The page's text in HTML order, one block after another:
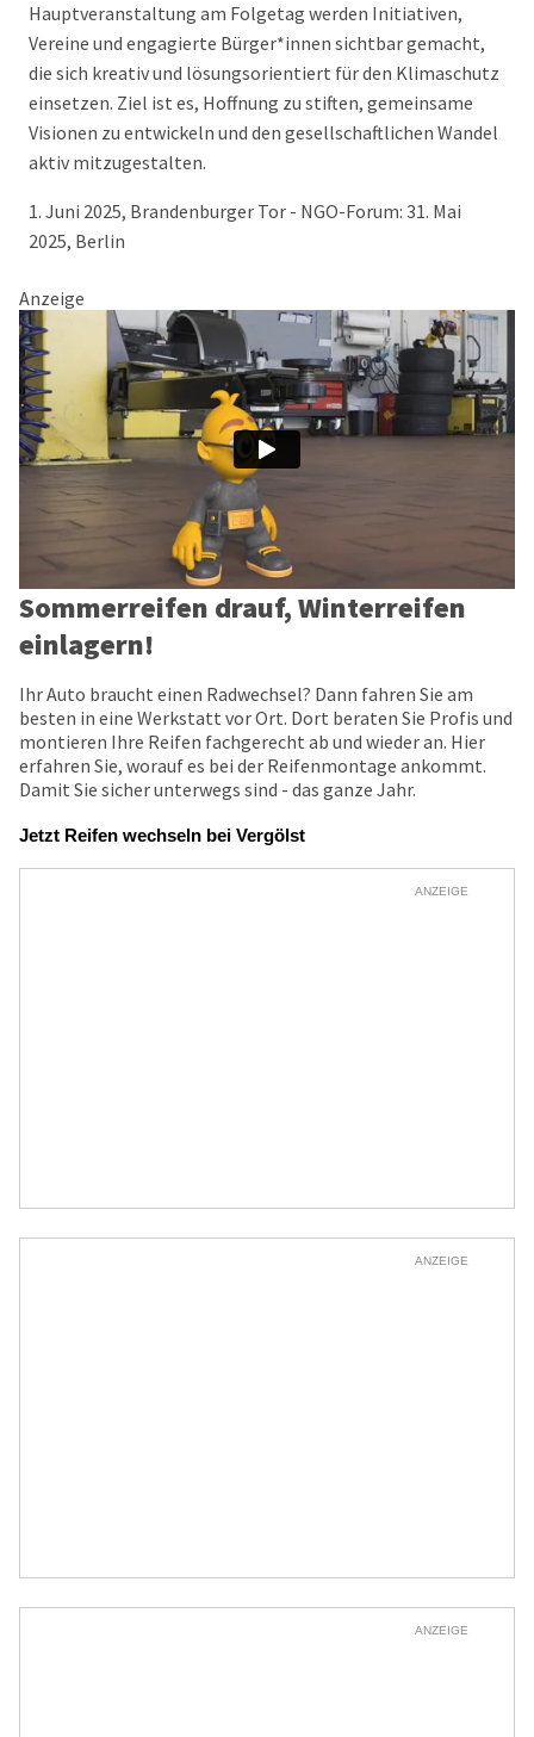
Hauptveranstaltung am Folgetag werden Initiativen,
Vereine und engagierte Bürger*innen sichtbar gemacht,
die sich kreativ und lösungsorientiert für den Klimaschutz
einsetzen. Ziel ist es, Hoffnung zu stiften, gemeinsame
Visionen zu entwickeln und den gesellschaftlichen Wandel
aktiv mitzugestalten.
1. Juni 2025, Brandenburger Tor - NGO-Forum: 31. Mai
2025, Berlin
Anzeige
Sommerreifen drauf, Winterreifen
einlagern!
Ihr Auto braucht einen Radwechsel? Dann fahren Sie am
besten in eine Werkstatt vor Ort. Dort beraten Sie Profis und
montieren Ihre Reifen fachgerecht ab und wieder an. Hier
erfahren Sie, worauf es bei der Reifenmontage ankommt.
Damit Sie sicher unterwegs sind - das ganze Jahr.
Jetzt Reifen wechseln bei Vergölst
ANZEIGE
ANZEIGE
ANZEIGE